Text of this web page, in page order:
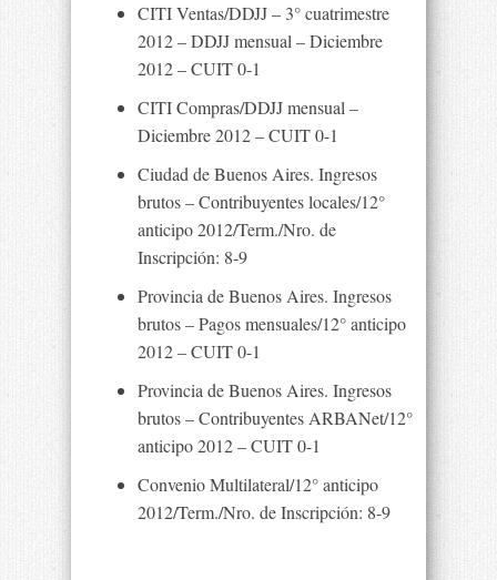
CITI Ventas/DDJJ – 3° cuatrimestre
2012 – DDJJ mensual – Diciembre
2012 – CUIT 0-1
CITI Compras/DDJJ mensual –
Diciembre 2012 – CUIT 0-1
Ciudad de Buenos Aires. Ingresos
brutos – Contribuyentes locales/12°
anticipo 2012/Term./Nro. de
Inscripción: 8-9
Provincia de Buenos Aires. Ingresos
brutos – Pagos mensuales/12° anticipo
2012 – CUIT 0-1
Provincia de Buenos Aires. Ingresos
brutos – Contribuyentes ARBANet/12°
anticipo 2012 – CUIT 0-1
Convenio Multilateral/12° anticipo
2012/Term./Nro. de Inscripción: 8-9